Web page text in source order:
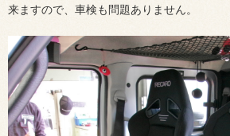
来ますので、車検も問題ありません。